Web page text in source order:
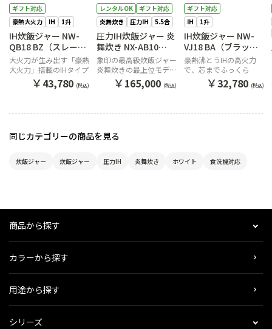
ギフト対応
豪熱大火力
IH 1升
IH炊飯ジャー NW-
QB18 BZ（スレート
ブラック）
大火力が生み出す「豪熱
大火力」搭載のIHタイプ
￥43,780 (税込)
レンタルOK
ギフト対応
炎舞炊き
圧力IH 5.5合
圧力IH炊飯ジャー 炎
舞炊き NX-AB10
WZ（白）
象印の最高級炊飯ジャー
炎舞炊きの最上位モデ
￥165,000 (税込)
ギフト対応
IH
1升
IH炊飯ジャー NW-
VJ18 BA（ブラッ
ク）
豪熱沸とうIHの高火力
で、芯までふっくら
￥32,780 (税込)
同じカテゴリーの商品を見る
炊飯ジャー 炊飯ジャー 圧力IH 炎舞炊き ホワイト 食洗機対応
商品から探す
カラーから探す
用途から探す
シリーズ